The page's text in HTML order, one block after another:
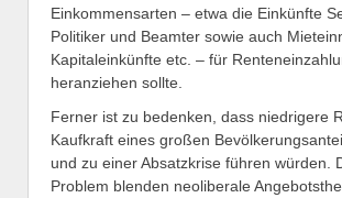
Einkommensarten – etwa die Einkünfte
Politiker und Beamter sowie auch
Kapitaleinkünfte etc. – für
heranziehen sollte.
Ferner ist zu bedenken, dass niedrigere
Kaufkraft eines großen
und zu einer Absatzkrise führen würden.
Problem blenden neoliberale